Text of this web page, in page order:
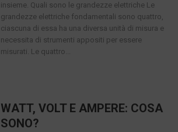
insieme. Quali sono le grandezze elettriche Le
grandezze elettriche fondamentali sono quattro,
ciascuna di essa ha una diversa unità di misura e
necessita di strumenti appositi per essere
misurati. Le quattro...
WATT, VOLT E AMPERE: COSA
SONO?